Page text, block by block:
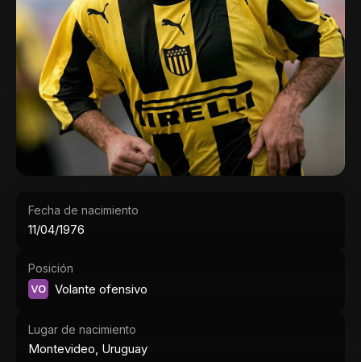
Fecha de nacimiento
11/04/1976
Posición
VO Volante ofensivo
Lugar de nacimiento
Montevideo, Uruguay